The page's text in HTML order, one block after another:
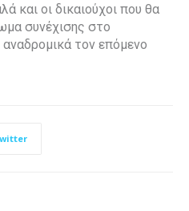
και οι δικαιούχοι που θα
συνέχισης στο
τον επόμενο